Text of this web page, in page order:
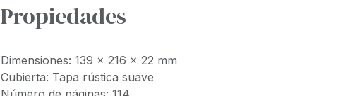
Propiedades
Dimensiones: 139 x 216 x 22 mm
Cubierta: Tapa rústica suave